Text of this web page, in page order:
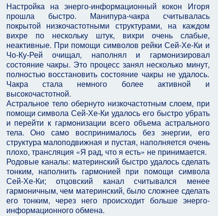
Настройка на энерго-информационный кокон Игоря
прошла быстро. Манипура-чакра считывалась
покрытой низкочастотными структурами, на каждом
вихре по нескольку штук, вихри очень слабые,
неактивные. При помощи символов рейки Сей-Хе-Ки и
Чо-Ку-Рей очищал, наполнял и гармонизировал
состояние чакры. Это процесс занял несколько минут,
полностью восстановить состояние чакры не удалось.
Чакра стала немного более активной и
высокочастотной.
Астральное тело обернуто низкочастотным слоем, при
помощи символа Сей-Хе-Ки удалось его быстро убрать
и перейти к гармонизации всего объема астрального
тела. Оно само воспринималось без энергии, его
структура малоподвижная и пустая, наполняется очень
плохо, трансляция «Я рад, что я есть» не принимается.
Родовые каналы: материнский быстро удалось сделать
тонким, наполнить гармонией при помощи символа
Сей-Хе-Ки; отцовский канал считывался менее
гармоничным, чем материнский, было сложнее сделать
его тонким, через него происходит больше энерго-
информационного обмена.